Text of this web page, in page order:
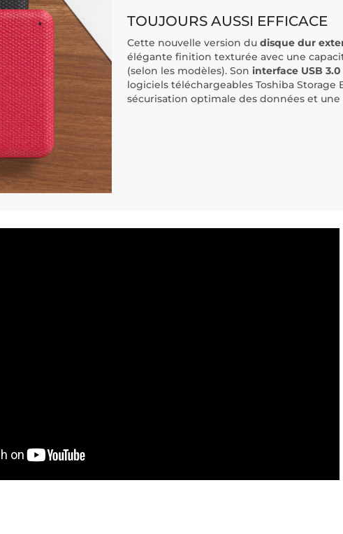
TOUJOURS AUSSI EFFICACE
Cette nouvelle version du disque dur
élégante finition texturée avec une
(selon les modèles). Son interface USB 3.0
logiciels téléchargeables Toshiba
sécurisation optimale des données et